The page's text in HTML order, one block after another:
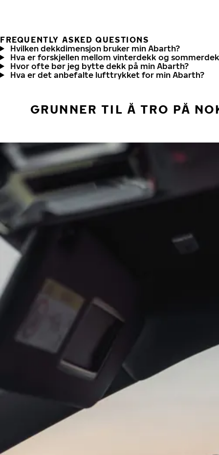
FREQUENTLY ASKED QUESTIONS
Hvilken dekkdimensjon bruker min Abarth?
Hva er forskjellen mellom vinterdekk og
Hvor ofte bør jeg bytte dekk på min Abarth?
Hva er det anbefalte lufttrykket for min Abarth?
GRUNNER TIL Å TRO PÅ